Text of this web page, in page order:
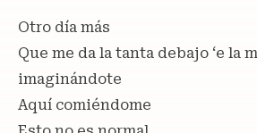
Otro día más
Que me da la tanta debajo ‘e la
imaginándote
Aquí comiéndome